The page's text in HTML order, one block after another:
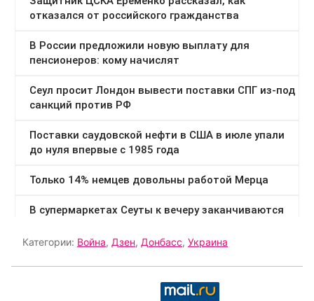
Категории: Война, Дзен, Донбасс, Украина